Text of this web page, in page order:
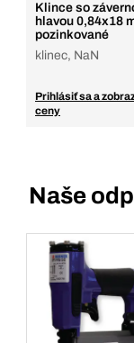
Klince so
hlavou 0,84x18
pozinkované
klinec, NaN
Prihlásiť sa a
ceny
Naše